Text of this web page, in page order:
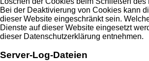
Bei der Deaktivierung von Cookies kann
dieser Website eingeschränkt sein.
Dienste auf dieser Website eingesetzt
dieser Datenschutzerklärung entnehmen.
Server-Log-Dateien